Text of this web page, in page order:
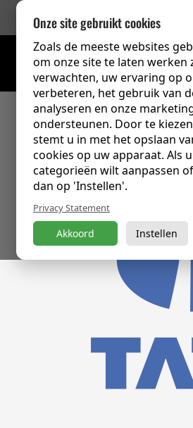
Onze site gebruikt cookies
Zoals de meeste websites
om onze site te laten werken
verwachten, uw ervaring op
verbeteren, het gebruik van
analyseren en onze
ondersteunen. Door te
stemt u in met het opslaan
cookies op uw apparaat. Als
categorieën wilt aanpassen
dan op 'Instellen'.
Privacy Statement
Akkoord Instellen